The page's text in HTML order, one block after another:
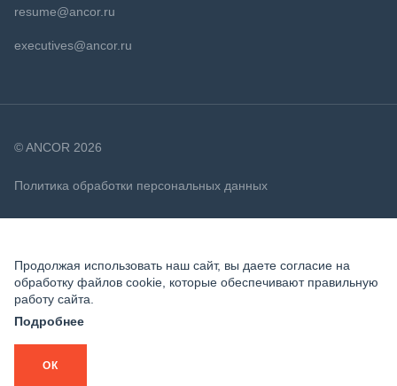
resume@ancor.ru
executives@ancor.ru
© ANCOR 2026
Политика обработки персональных данных
Продолжая использовать наш сайт, вы даете согласие на
обработку файлов cookie, которые обеспечивают правильную
работу сайта.
Подробнее
ОК